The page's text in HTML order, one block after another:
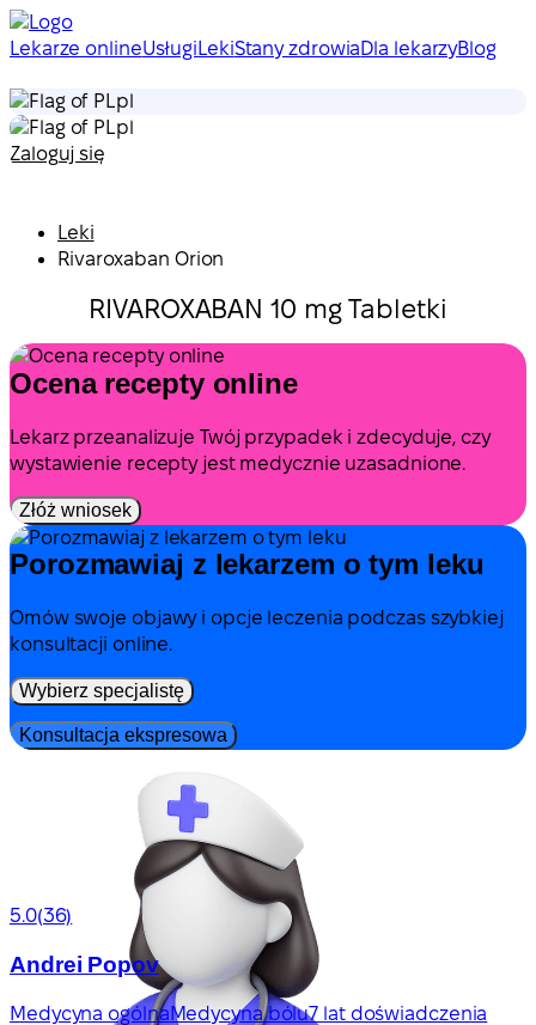
Lekarze onlineUsługi LekiStany zdrowiaDla lekarzyBlog
pl
pl
Zaloguj się
Leki
Rivaroxaban Orion
RIVAROXABAN 10 mg Tabletki
Ocena recepty online
Lekarz przeanalizuje Twój przypadek i zdecyduje, czy
wystawienie recepty jest medycznie uzasadnione.
Złóż wniosek
Porozmawiaj z lekarzem o tym leku
Omów swoje objawy i opcje leczenia podczas szybkiej
konsultacji online.
Wybierz specjalistę
Konsultacja ekspresowa
5.0(36)
Andrei Popov
Medycyna ogólna Medycyna bólu7 lat doświadczenia